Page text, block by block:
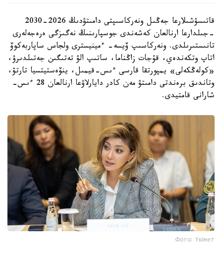
قاتىسۋشىلارعا جەڭىل ونەركاسىپتى دامىتۋدىڭ 2026-2030
-جىلدارعا ارنالعان كەشەندى جوسپارىنىڭ نەگىزگى ەرەجەلەرى
تانىستىرىلدى. ونەركاسىپ ۆيسە- ءمينيسترى ولجاس ساپاربەكوۆ
اتاپ وتكەندەي، قۇجات زاڭناما، ساتىپ الۋ تەتىگىن جەتىلدىرۋ،
«كولەڭكەلى» يمپورتقا قارسى ءىس-قيمىل، ينۆەستيتسيا تارتۋ،
وتاندىق برەندتى دامىتۋ مەن كادر دايارلاۋعا ارنالعان 28 ءىس-
شارانى قامتيدى.
Фото: Үкімет